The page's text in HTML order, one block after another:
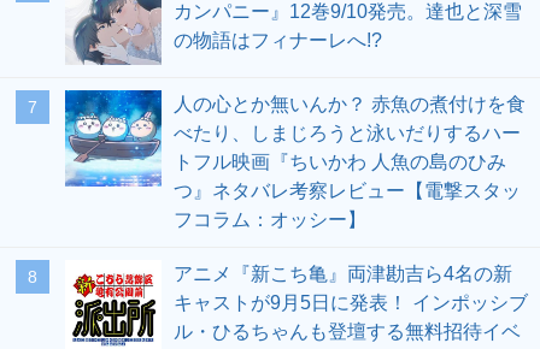
カンパニー』12巻9/10発売。達也と深雪
の物語はフィナーレへ!?
7
人の心とか無いんか？ 赤魚の煮付けを食
べたり、しまじろうと泳いだりするハー
トフル映画『ちいかわ 人魚の島のひみ
つ』ネタバレ考察レビュー【電撃スタッ
フコラム：オッシー】
8
アニメ『新こち亀』両津勘吉ら4名の新
キャストが9月5日に発表！ インポッシブ
ル・ひるちゃんも登壇する無料招待イベ